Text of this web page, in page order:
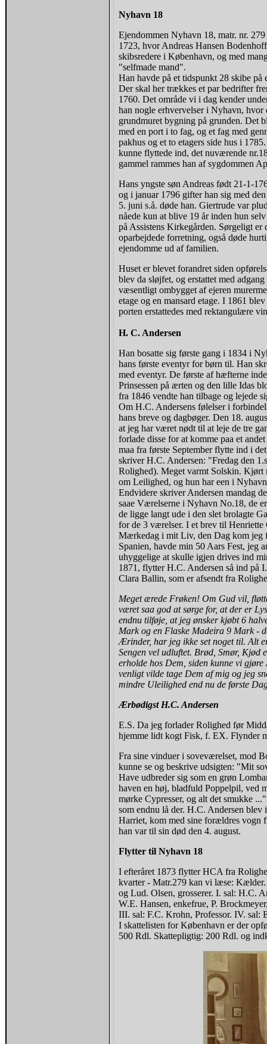
Nyhavn 18
Ejendommen Nyhavn 18, matr. nr.
1723, hvor Andreas Hansen
skibsredere i København, og med
"selfmade mand".
Han havde på et tidspunkt 28 skibe på
Der skal her trækkes et par bedrifter
1760. Det område vi i dag kender
han nogle erhvervelser i Nyhavn,
grundmuret bygning på grunden. Det
med en port i to fag, og et fag med
pakhus og et to etagers side hus i
kunne flyttede ind, det nuværende
gammel rammes han af sygdommen
Hans yngste søn Andreas født 21-1-
og i januar 1796 gifter han sig med
5. juni s.å. døde han. Giertrude var
nåede kun at blive 19 år inden hun
på Assistens Kirkegården. Sørgeligt er
oparbejdede forretning, også døde
ejendomme ud af familien.
Huset er blevet forandret siden
blev da sløjfet, og erstattet med
væsentligt ombygget af ejeren
etage og en mansard etage. I 1861
porten erstattedes med rektangulære
H. C. Andersen
Han bosatte sig første gang i 1834 i
hans første eventyr for børn til. Han
med eventyr. De første af hæfterne
Prinsessen på ærten og den lille Idas
fra 1846 vendte han tilbage og lejede
Om H.C. Andersens følelser i
hans breve og dagbøger. Den 18.
at jeg har været nødt til at leje de tre
forlade disse for at komme paa et
maa fra første September flytte ind i
skriver H.C. Andersen: "Fredag den
Rolighed). Meget varmt Solskin.
om Leilighed, og hun har een i
Endvidere skriver Andersen mandag
saae Værelserne i Nyhavn No.18, de
de ligge langt ude i den slet brolagte
for de 3 værelser. I et brev til Henriette
Mærkedag i mit Liv, den Dag kom jeg
Spanien, havde min 50 Aars Fest, jeg
uhyggelige at skulle igjen drives ind
1871, flytter H.C. Andersen så ind på
Clara Ballin, som er afsendt fra
Meget ærede Frøken! Om Gud vil,
været saa god at sørge for, at der er
endnu tilføje, at jeg ønsker kjøbt 6
Mark og en Flaske Madeira 9 Mark -
Ærinder, har jeg ikke set noget til. Alt
Sengen vel udluftet. Brød, Smør, Kjød
erholde hos Dem, siden kunne vi
venligt vilde tage Dem af mig og jeg
mindre Uleilighed end nu de første
Ærbødigst H.C. Andersen
E.S. Da jeg forlader Rolighed før
hjemme lidt kogt Fisk, f. EX. Flynder
Fra sine vinduer i soveværelset, mod
kunne se og beskrive udsigten: "Mit
Have udbreder sig som en grøn
haven en høj, bladfuld Poppelpil, ved
mørke Cypresser, og alt det smukke
som endnu lå der. H.C. Andersen
Harriet, kom med sine forældres vogn
han var til sin død den 4. august.
Flytter til Nyhavn 18
I efteråret 1873 flytter HCA fra
kvarter - Matr.279 kan vi læse:
og Lud. Olsen, grosserer. I. sal: H.C.
W.E. Hansen, enkefrue, P.
III. sal: F.C. Krohn, Professor. IV. sal:
I skattelisten for København er der
500 Rdl. Skattepligtig: 200 Rdl. og